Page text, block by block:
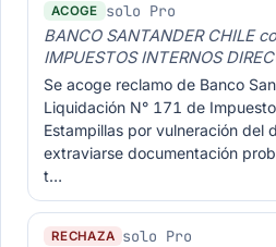
ACOGE solo Pro
BANCO SANTANDER CHILE
IMPUESTOS INTERNOS
Se acoge reclamo de Banco
Liquidación N° 171 de
Estampillas por vulneración del
extraviarse documentación
t…
RECHAZA solo Pro